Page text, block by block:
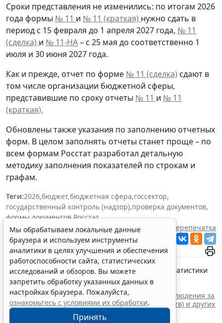
Сроки представления не изменились: по итогам 2026
года формы № 11 и № 11 (краткая) нужно сдать в
период с 15 февраля до 1 апреля 2027 года, № 11
(сделка) и № 11-НА– с 25 мая до соответственно 1
июля и 30 июня 2027 года.
Как и прежде, отчет по форме № 11 (сделка) сдают в
том числе организации бюджетной сферы,
представившие по сроку отчеты № 11 и № 11
(краткая).
Обновлены также указания по заполнению отчетных
форм. В целом заполнять отчеты станет проще – по
всем формам Росстат разработал детальную
методику заполнения показателей по строкам и
графам.
Теги:2026,бюджет,бюджетная сфера,госсектор,
государственный контроль (надзор),проверка документов,
формы документов,Росстат
Источник:Система ГАРАНТ
Перепечатка
Читать ГАРАНТ.РУ в
Новостии Дзен
Документы по теме:
Приказ Федеральной службы государственной статистики
от 9 июля 2026 г. № 370 "Об утверждении форм
федерального статистического наблюдения для
организации федерального статистического наблюдения за
наличием и движением основных фондов (средств) и других
нефинансовых активов
Мы обрабатываем локальные данные
браузера и используем инструменты
аналитики в целях улучшения и обеспечения
работоспособности сайта, статистических
исследований и обзоров. Вы можете
запретить обработку указанных данных в
настройках браузера. Пожалуйста,
ознакомьтесь с условиями их обработки.
Принять